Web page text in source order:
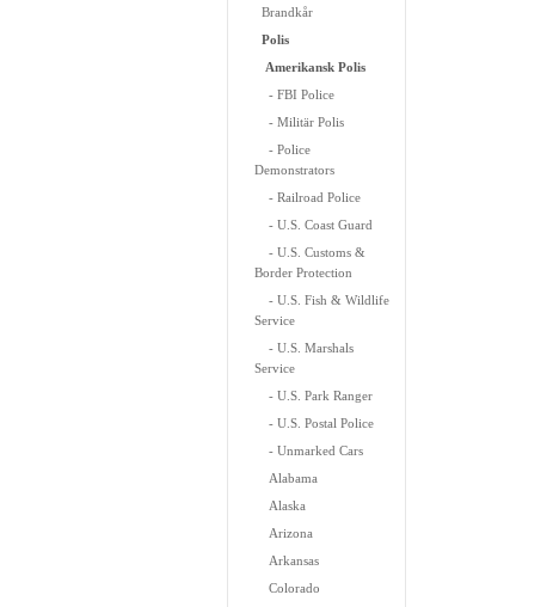
Brandkår
Polis
Amerikansk Polis
- FBI Police
- Militär Polis
- Police
Demonstrators
- Railroad Police
- U.S. Coast Guard
- U.S. Customs &
Border Protection
- U.S. Fish & Wildlife
Service
- U.S. Marshals
Service
- U.S. Park Ranger
- U.S. Postal Police
- Unmarked Cars
Alabama
Alaska
Arizona
Arkansas
Colorado